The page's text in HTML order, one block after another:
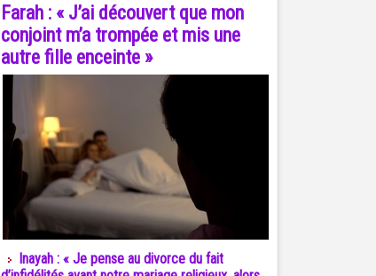
Farah : « J’ai découvert que mon
conjoint m’a trompée et mis une
autre fille enceinte »
Inayah : « Je pense au divorce du fait